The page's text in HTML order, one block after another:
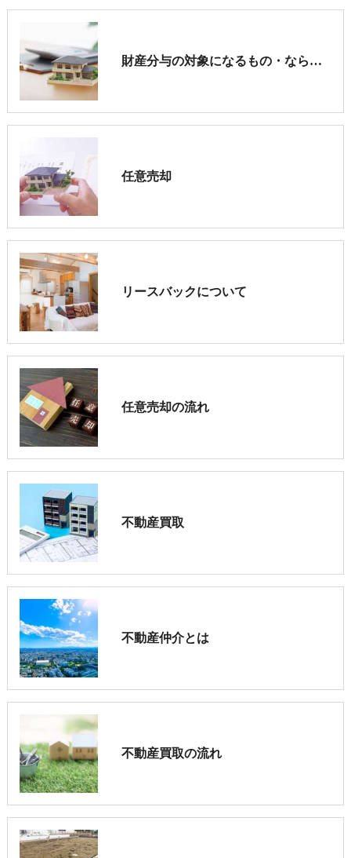
財産分与の対象になるもの・ならないものとは？
任意売却
リースバックについて
任意売却の流れ
不動産買取
不動産仲介とは
不動産買取の流れ